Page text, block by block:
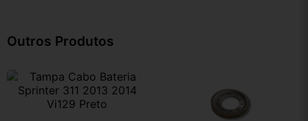
Outros Produtos